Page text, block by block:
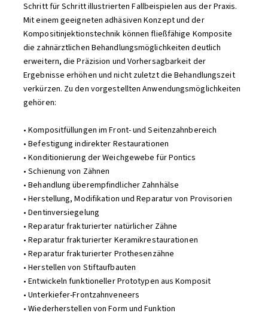
Schritt für Schritt illustrierten Fallbeispielen aus der Praxis.
Mit einem geeigneten adhäsiven Konzept und der
Kompositinjektionstechnik können fließfähige Komposite
die zahnärztlichen Behandlungsmöglichkeiten deutlich
erweitern, die Präzision und Vorhersagbarkeit der
Ergebnisse erhöhen und nicht zuletzt die Behandlungszeit
verkürzen. Zu den vorgestellten Anwendungsmöglichkeiten
gehören:
• Kompositfüllungen im Front- und Seitenzahnbereich
• Befestigung indirekter Restaurationen
• Konditionierung der Weichgewebe für Pontics
• Schienung von Zähnen
• Behandlung überempfindlicher Zahnhälse
• Herstellung, Modifikation und Reparatur von Provisorien
• Dentinversiegelung
• Reparatur frakturierter natürlicher Zähne
• Reparatur frakturierter Keramikrestaurationen
• Reparatur frakturierter Prothesenzähne
• Herstellen von Stiftaufbauten
• Entwickeln funktioneller Prototypen aus Komposit
• Unterkiefer-Frontzahnveneers
• Wiederherstellen von Form und Funktion